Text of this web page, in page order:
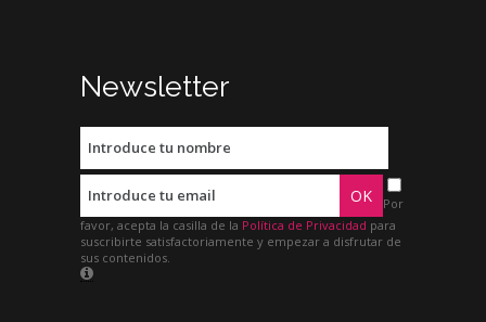
Newsletter
Por
favor, acepta la casilla de la Política de Privacidad para
suscribirte satisfactoriamente y empezar a disfrutar de
sus contenidos.